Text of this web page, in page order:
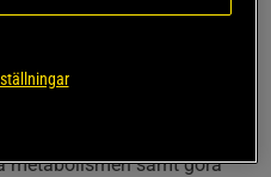
Den innehåller något som
metabolismen samt göra